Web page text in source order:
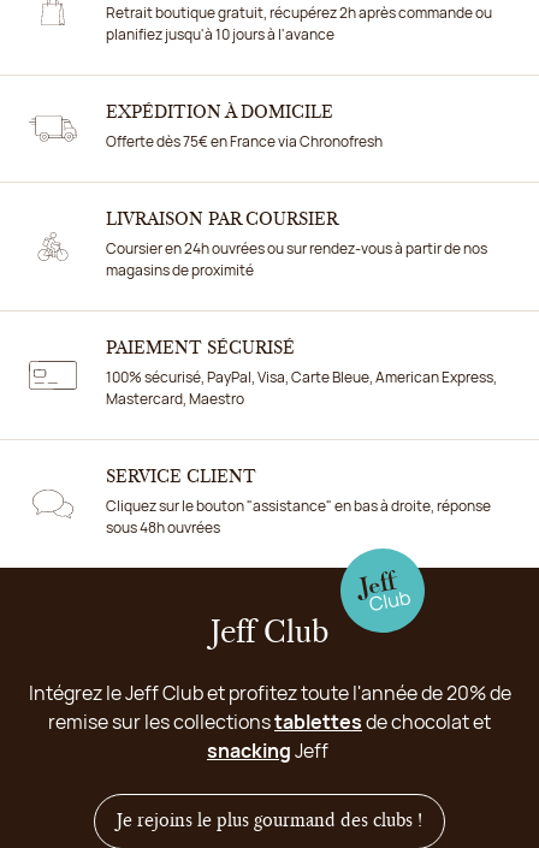
Retrait boutique gratuit, récupérez 2h après commande ou
planifiez jusqu'à 10 jours à l'avance
EXPÉDITION À DOMICILE
Offerte dès 75€ en France via Chronofresh
LIVRAISON PAR COURSIER
Coursier en 24h ouvrées ou sur rendez-vous à partir de nos
magasins de proximité
PAIEMENT SÉCURISÉ
100% sécurisé, PayPal, Visa, Carte Bleue, American Express,
Mastercard, Maestro
SERVICE CLIENT
Cliquez sur le bouton "assistance" en bas à droite, réponse
sous 48h ouvrées
Jeff Club
Intégrez le Jeff Club et profitez toute l'année de 20% de
remise sur les collectionstablettesde chocolat et
snackingJeff
Je rejoins le plus gourmand des clubs !